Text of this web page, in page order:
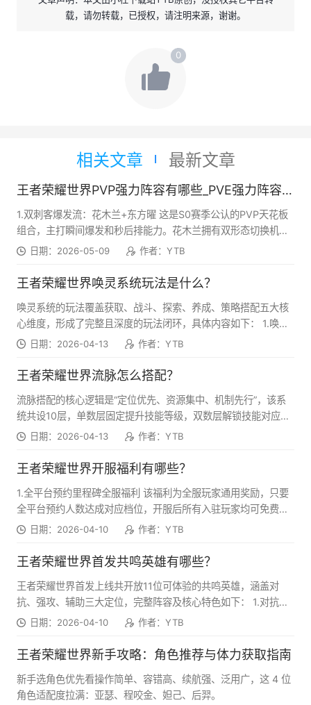
载，请勿转载，已授权，请注明来源，谢谢。
0
相关文章 最新文章
王者荣耀世界PVP强力阵容有哪些_PVE强力阵容推荐
1.双刺客爆发流：花木兰+东方曜 这是S0赛季公认的PVP天花板
组合，主打瞬间爆发和秒后排能力。花木兰拥有双形态切换机
制，轻剑形态灵活打连招并叠加印记，重剑形态提供高额伤害和
速切入敌方后排。实战中先由东方曜利用位移技能贴近敌人并打
可带走敌方脆皮输出。这套组合操作上限极高，适合有一定操作
基础的玩家，在1V1和4V4模式中都有出色表现。 2.控制续航
流：王昭君+冷春 这套阵容兼具控制、护盾、回血和爆发能力，
效果越强，一技能提供高额伤害，二技能有稳定的冰冻控制，三
和罗刹两种形态，患者形态负责治疗和续航，罗刹形态则能打出
高额爆发伤害，血量越低伤害越高。实战中先由王昭君套上护盾
并叠加控制层数，随后切换冷春进入罗刹形态进行输出，二技能
日期：2026-05-09 作者：YTB
王者荣耀世界唤灵系统玩法是什么？
唤灵系统的玩法覆盖获取、战斗、探索、养成、策略搭配五大核
心维度，形成了完整且深度的玩法闭环，具体内容如下： 1.唤灵
获取与定位分类玩法 唤灵的获取完全依托游戏内的免费玩法，玩
限时活动奖励等多种途径解锁各类唤灵。目前游戏内的唤灵拥有
航、增伤减抗五大方向，不同唤灵拥有专属的背景设定与技能机
制，从萌系的梦奇、机关造物鲁班六号，到王者玩家熟知的猩红
神兽、蔚蓝神兽，再到具备特殊战术价值的元歌傀儡，每只唤灵
系统的核心玩法，也是其区别于传统宠物系统的核心特征。唤灵
需玩家持续操控，同时能与玩家操控的英雄技能形成元素联动、
连招配合与战术互补。比如猩红神兽可释放范围伤害并为玩家附
加狂暴增伤效果，梦奇能生成护盾抵挡伤害并在护盾破碎时造成
技伤害，蔚蓝神兽可同时补足法术输出与团队护盾。
日期：2026-04-13 作者：YTB
王者荣耀世界流脉怎么搭配？
流脉搭配的核心逻辑是“定位优先、资源集中、机制先行”，该系
统共设10层，单数层固定提升技能等级，双数层解锁技能对应的
被动强化效果，部分层级会出现二选一的分支节点，是流脉搭配
南。 1.核心搭配通用原则 这是所有英雄流脉搭配都必须遵守的底
阵容中的核心定位（主C/副C/坦克/辅助），所有分支节点选择都
围绕核心定位强化，杜绝“半输出半辅助”的分散加点。比如主C优
先选择伤害、暴击、技能倍率相关节点，坦克优先锁定生命值、
集中原则：流脉8阶后需要周本限量产出的稀有材料，公测阶段
分属芳春素流、霹雳惊流两大不同材料体系，避免材料冲突卡养
成进度。其中芳春素流对应英雄：元流之子、曜、伽罗、蒙犽、
花木兰、冷春。霹雳惊流对应英雄：铠、西施、王昭君、鲁班大
日期：2026-04-13 作者：YTB
王者荣耀世界开服福利有哪些？
1.全平台预约里程碑全服福利 该福利为全服玩家通用奖励，只要
全平台预约人数达成对应档位，开服后所有入驻玩家均可免费领
取，无任何附加条件： ●基础预约档：专属预约限定头像框、预
素材） ●进阶预约档：限定唤灵券*10、大世界探索专属补给包
配饰 满额预约档：首发限定史诗级角色时装、唤灵券*20、全服
限定纪念称号、稀有坐骑外观 2.开服七日登录专属福利 开服后，
玩家每日登录游戏即可领取对应奖励，连续登录7天可拿满全部奖
给、基础养成素材全套 ●第2天：唤灵券*10、大世界专属代步坐
灵券*5、金币二次大额补给 ●第5天：限定武器外观、装备强化
保底素材 ●第6天：唤灵券*10、高级角色养成资源包 ●第7天：
日期：2026-04-10 作者：YTB
王者荣耀世界首发共鸣英雄有哪些？
王者荣耀世界首发上线共开放11位可体验的共鸣英雄，涵盖对
抗、强攻、辅助三大定位，完整阵容及核心特色如下： 1.对抗类
共鸣 ●铠：S0赛季首发可免费获取的对抗位英雄，核心特色为经
能力，能扛能打，容错率极高，是新手开荒的优质前排选择。 ●
拉扯、可叠加沉默效果，重剑形态拥有高额免伤与爆发伤害，擅
长直面敌人攻势、破势处决，具备极强的操作上限。 2.强攻类共
日期：2026-04-10 作者：YTB
王者荣耀世界新手攻略：角色推荐与体力获取指南
新手选角色优先看操作简单、容错高、续航强、泛用广，这 4 位
角色适配度拉满：亚瑟、程咬金、妲己、后羿。